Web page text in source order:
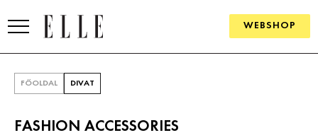
WEBSHOP
FŐOLDAL DIVAT
FASHION ACCESSORIES